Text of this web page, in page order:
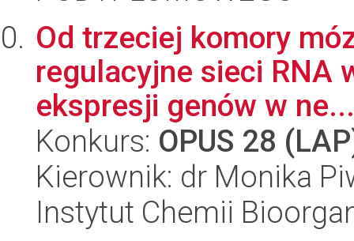
Od trzeciej komory
regulacyjne sieci RNA
ekspresji genów w ne...
Konkurs: OPUS 28
Kierownik: dr Monika
Instytut Chemii